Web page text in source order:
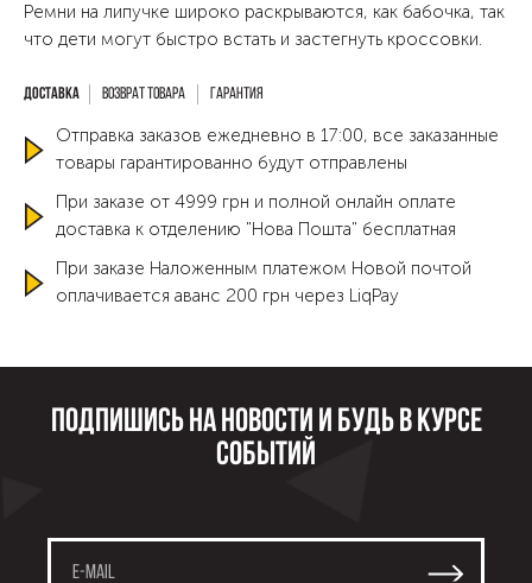
Ремни на липучке широко раскрываются, как бабочка, так
что дети могут быстро встать и застегнуть кроссовки.
Возврат товара Гарантия
Отправка заказов ежедневно в 17:00, все заказанные
товары гарантированно будут отправлены
При заказе от 4999 грн и полной онлайн оплате
доставка к отделению "Нова Пошта" бесплатная
При заказе Наложенным платежом Новой почтой
оплачивается аванс 200 грн через LiqPay
Подпишись на новости и будь в курсе
событий